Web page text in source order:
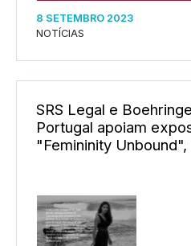
8 SETEMBRO 2023
NOTÍCIAS
SRS Legal e
Portugal apoiam
"Femininity